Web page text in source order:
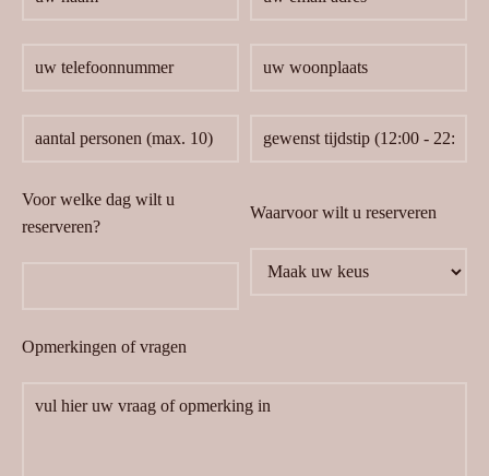
Voor welke dag wilt u
reserveren?
Waarvoor wilt u reserveren
Opmerkingen of vragen